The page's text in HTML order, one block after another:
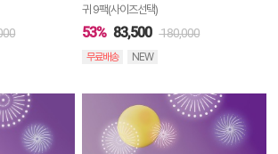
귀 9팩(사이즈선택)
53% 83,500 180,000
무료배송 NEW